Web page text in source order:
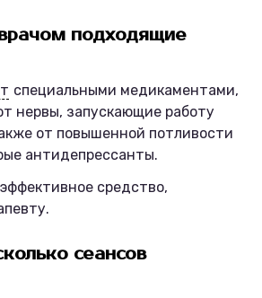
подходящие
специальными медикаментами,
нервы, запускающие работу
от повышенной потливости
антидепрессанты.
средство,
сеансов